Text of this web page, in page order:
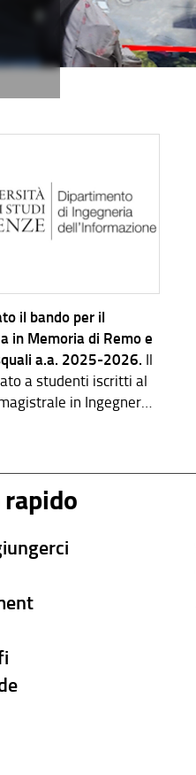
il bando per il
in Memoria di Remo e
a.a. 2025-2026. Il
a studenti iscritti al
in Ingegneria